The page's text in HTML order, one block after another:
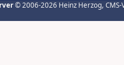
© 2006-2026 Heinz Herzog,